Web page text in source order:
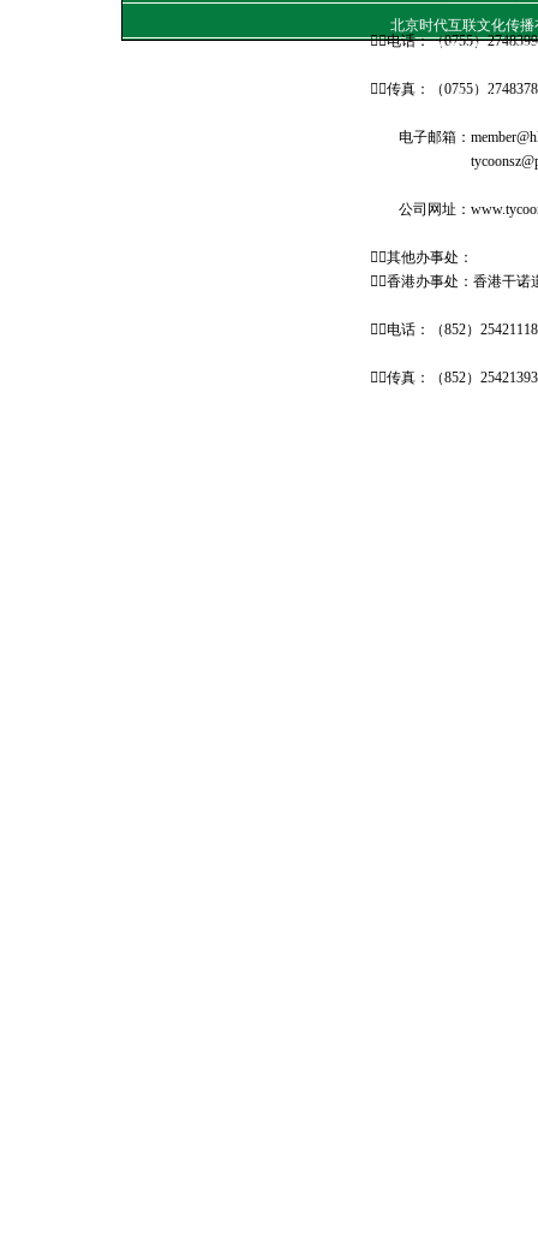
电话：（0755）
传真：（0755）
电子邮箱：
公司网址：
其他办事处：
香港办事处：香港干诺
电话：（852）25421118
传真：（852）25421393
北京时代互联文化传
通信地址：北
E-mail：